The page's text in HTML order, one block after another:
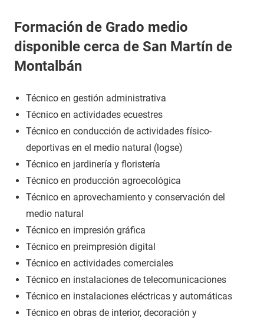
Formación de Grado medio
disponible cerca de San Martín de
Montalbán
Técnico en gestión administrativa
Técnico en actividades ecuestres
Técnico en conducción de actividades físico-
deportivas en el medio natural (logse)
Técnico en jardinería y floristería
Técnico en producción agroecológica
Técnico en aprovechamiento y conservación del
medio natural
Técnico en impresión gráfica
Técnico en preimpresión digital
Técnico en actividades comerciales
Técnico en instalaciones de telecomunicaciones
Técnico en instalaciones eléctricas y automáticas
Técnico en obras de interior, decoración y